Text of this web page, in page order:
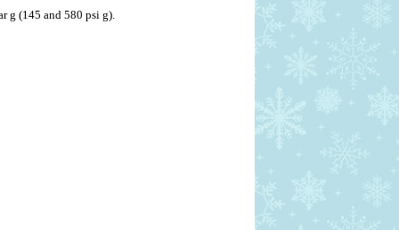
g (145 and 580 psi g).